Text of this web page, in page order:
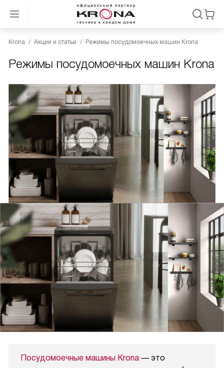
Krona Акции и статьи Режимы посудомоечных машин Krona
Режимы посудомоечных машин Krona
Посудомоечные машины Krona — это